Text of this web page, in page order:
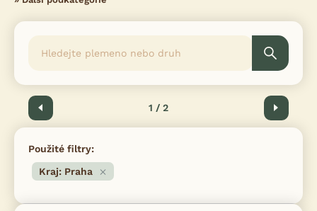
Předchozí 1 / 2 Další
Použité filtry:
Kraj: Praha